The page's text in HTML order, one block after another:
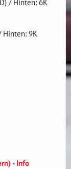
Hinten: 9K
- Info